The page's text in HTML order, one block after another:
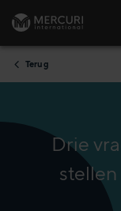
Ga
Terug
Drie